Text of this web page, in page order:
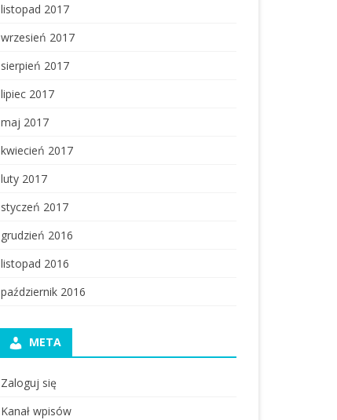
listopad 2017
wrzesień 2017
sierpień 2017
lipiec 2017
maj 2017
kwiecień 2017
luty 2017
styczeń 2017
grudzień 2016
listopad 2016
październik 2016
META
Zaloguj się
Kanał wpisów